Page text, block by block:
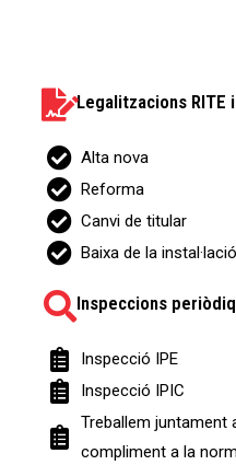
Legalitzacions RITE i
Alta nova
Reforma
Canvi de titular
Baixa de la instal·lació
Inspeccions
Inspecció IPE
Inspecció IPIC
Treballem juntament
compliment a la